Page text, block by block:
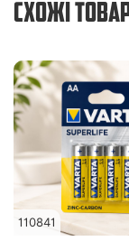
СХОЖІ
110841